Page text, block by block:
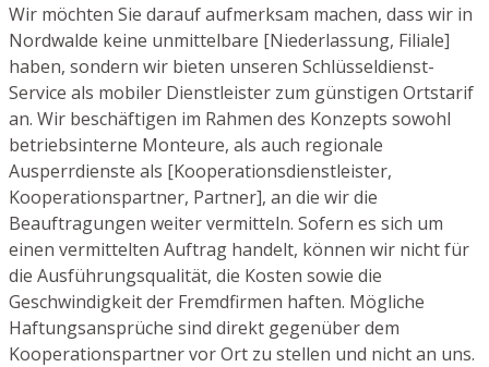
Wir möchten Sie darauf aufmerksam machen, dass wir in
Nordwalde keine unmittelbare [Niederlassung, Filiale]
haben, sondern wir bieten unseren Schlüsseldienst-
Service als mobiler Dienstleister zum günstigen Ortstarif
an. Wir beschäftigen im Rahmen des Konzepts sowohl
betriebsinterne Monteure, als auch regionale
Ausperrdienste als [Kooperationsdienstleister,
Kooperationspartner, Partner], an die wir die
Beauftragungen weiter vermitteln. Sofern es sich um
einen vermittelten Auftrag handelt, können wir nicht für
die Ausführungsqualität, die Kosten sowie die
Geschwindigkeit der Fremdfirmen haften. Mögliche
Haftungsansprüche sind direkt gegenüber dem
Kooperationspartner vor Ort zu stellen und nicht an uns.